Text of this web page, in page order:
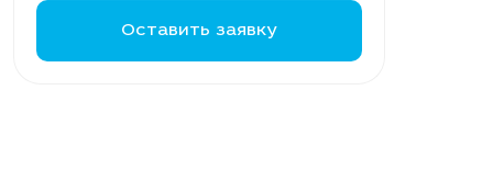
Оставить заявку